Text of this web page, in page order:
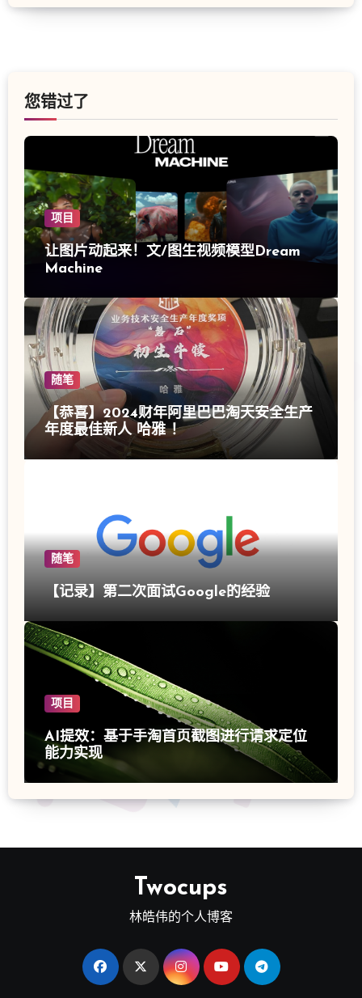
您错过了
项目
让图片动起来！文/图生视频模型Dream
Machine
随笔
【恭喜】2024财年阿里巴巴淘天安全生产
年度最佳新人 哈雅 ！
随笔
【记录】第二次面试Google的经验
项目
AI提效：基于手淘首页截图进行请求定位
能力实现
Twocups
林皓伟的个人博客